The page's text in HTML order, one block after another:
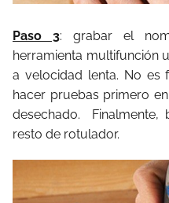
Paso 3: grabar el
herramienta multifunción
a velocidad lenta. No es
hacer pruebas primero
desechado. Finalmente,
resto de rotulador.